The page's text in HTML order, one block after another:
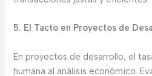
5. El Tacto en Proyectos de
En proyectos de desarrollo, el
humana al análisis económico.